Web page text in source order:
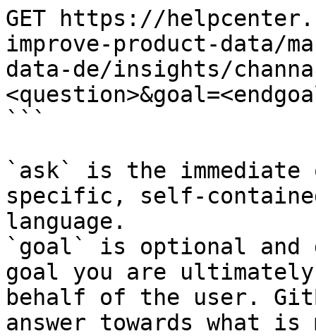
GET https://
improve-product-data/
data-de/insights/
```
`ask` is the
specific, self-
language.
`goal` is optional and
goal you are
behalf of the user.
answer towards what